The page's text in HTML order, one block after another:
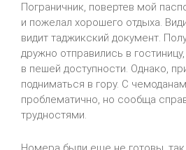
Пограничник, повертев мой
и пожелал хорошего отдыха.
видит таджикский документ.
дружно отправились в
в пешей доступности. Однако,
подниматься в гору. С
проблематично, но сообща
трудностями.